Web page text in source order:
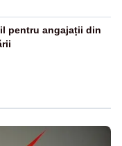
pentru angajații din